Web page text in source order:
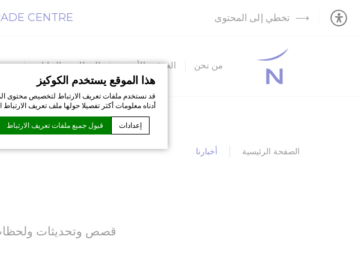
هذا الموقع يستخدم الكوكيز
قد نستخدم ملفات تعريف الارتباط لتخصيص محتوى
أدناه معلومات أكثر تفصيلا حولها ملف تعريف
إعدادات قبول جميع ملفات تعريف الارتباط
ملفات تعريف الارتباط هي بت القليل من
تخطي إلى المحتوى CENTRE
من نحن الغرف والأجنحة المطاعم والحانات
الصفحة الرئيسية أخبارنا
قصص وتحديثات